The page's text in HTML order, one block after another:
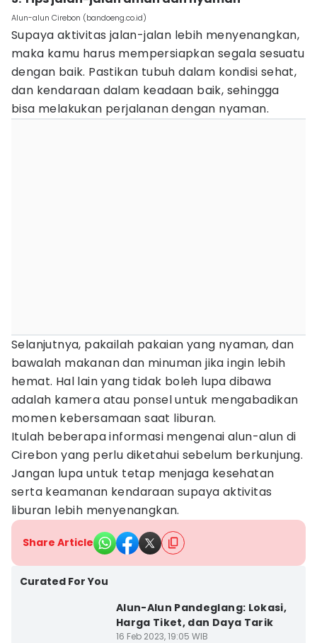
Alun-alun Cirebon (bandoeng.co.id)
Supaya aktivitas jalan-jalan lebih menyenangkan,
maka kamu harus mempersiapkan segala sesuatu
dengan baik. Pastikan tubuh dalam kondisi sehat,
dan kendaraan dalam keadaan baik, sehingga
bisa melakukan perjalanan dengan nyaman.
Selanjutnya, pakailah pakaian yang nyaman, dan
bawalah makanan dan minuman jika ingin lebih
hemat. Hal lain yang tidak boleh lupa dibawa
adalah kamera atau ponsel untuk mengabadikan
momen kebersamaan saat liburan.
Itulah beberapa informasi mengenai alun-alun di
Cirebon yang perlu diketahui sebelum berkunjung.
Jangan lupa untuk tetap menjaga kesehatan
serta keamanan kendaraan supaya aktivitas
liburan lebih menyenangkan.
Share Article
Curated For You
Alun-Alun Pandeglang: Lokasi,
Harga Tiket, dan Daya Tarik
16 Feb 2023, 19:05 WIB